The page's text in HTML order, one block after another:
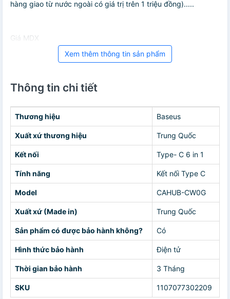
hàng giao từ nước ngoài có giá trị trên 1 triệu đồng).....
Giá MDX
Xem thêm thông tin sản phẩm
Thông tin chi tiết
Thương hiệu Baseus
Xuất xứ thương hiệu Trung Quốc
Kết nối Type- C 6 in 1
Tính năng Kết nối Type C
Model CAHUB-CW0G
Xuất xứ (Made in) Trung Quốc
Sản phẩm có được bảo hành không? Có
Hình thức bảo hành Điện tử
Thời gian bảo hành 3 Tháng
SKU 1107077302209